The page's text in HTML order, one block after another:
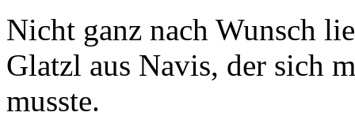
Nicht ganz nach Wunsch
Glatzl aus Navis, der sich
musste.